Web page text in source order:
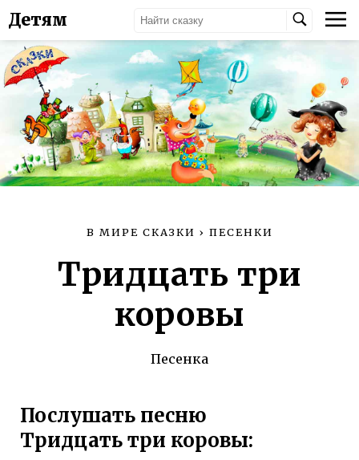
Детям
В МИРЕ СКАЗКИ › ПЕСЕНКИ
Тридцать три
коровы
Песенка
Послушать песню
Тридцать три коровы: